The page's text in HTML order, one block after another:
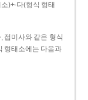
)+-다(형식 형태
접미사와 같은 형식
형태소에는 다음과